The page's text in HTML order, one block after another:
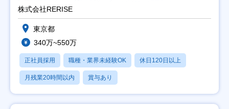
株式会社RERISE
東京都
340万~550万
正社員採用 職種・業界未経験OK 休日120日以上
月残業20時間以内 賞与あり